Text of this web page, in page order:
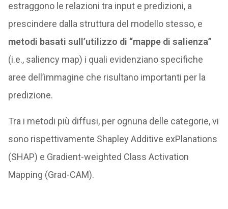
estraggono le relazioni tra input e predizioni, a
prescindere dalla struttura del modello stesso, e
metodi basati sull’utilizzo di “mappe di salienza”
(i.e., saliency map) i quali evidenziano specifiche
aree dell’immagine che risultano importanti per la
predizione.
Tra i metodi più diffusi, per ognuna delle categorie, vi
sono rispettivamente Shapley Additive exPlanations
(SHAP) e Gradient-weighted Class Activation
Mapping (Grad-CAM).